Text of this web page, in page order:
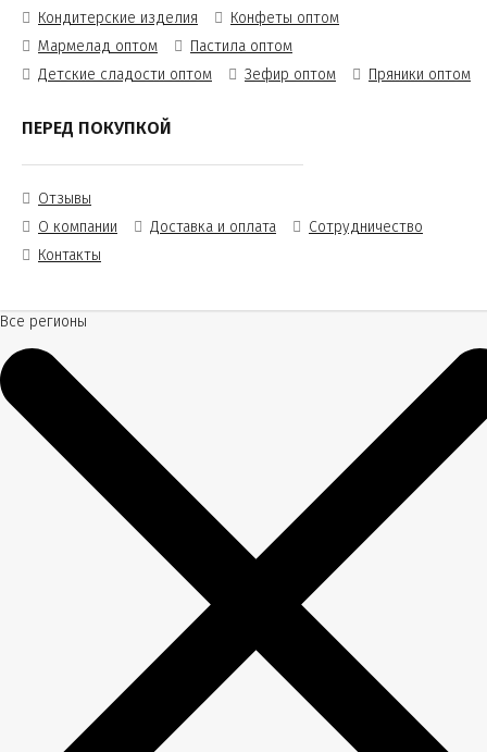
Кондитерские изделия
Конфеты оптом
Мармелад оптом
Пастила оптом
Детские сладости оптом
Зефир оптом Пряники оптом
ПЕРЕД ПОКУПКОЙ
Отзывы
О компании
Доставка и оплата
Сотрудничество
Контакты
Все регионы